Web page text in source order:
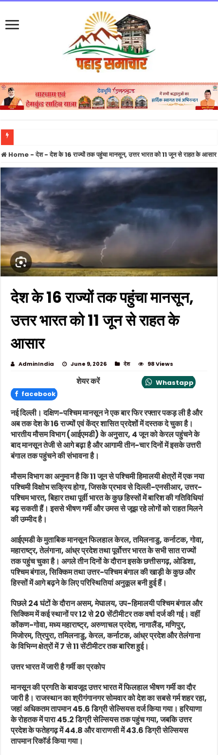
Home - देश- देश के 16 राज्यों तक पहुंचा मानसून, उत्तर भारत को 11 जून से राहत के आसार
देश के 16 राज्यों तक पहुंचा मानसून,
उत्तर भारत को 11 जून से राहत के
आसार
AdminIndia June 9, 2026 देश 98 Views
शेयर करें
Whastapp
facebook
नई दिल्ली। दक्षिण-पश्चिम मानसून ने एक बार फिर रफ्तार पकड़ ली है और
अब तक देश के 16 राज्यों एवं केंद्र शासित प्रदेशों में दस्तक दे चुका है।
भारतीय मौसम विभाग (आईएमडी) के अनुसार, 4 जून को केरल पहुंचने के
बाद मानसून तेजी से आगे बढ़ा है और आगामी तीन-चार दिनों में इसके उत्तरी
बंगाल तक पहुंचने की संभावना है।
मौसम विभाग का अनुमान है कि 11 जून से पश्चिमी हिमालयी क्षेत्रों में एक नया
पश्चिमी विक्षोभ सक्रिय होगा, जिसके प्रभाव से दिल्ली-एनसीआर, उत्तर-
पश्चिम भारत, बिहार तथा पूर्वी भारत के कुछ हिस्सों में बारिश की गतिविधियां
बढ़ सकती हैं। इससे भीषण गर्मी और उमस से जूझ रहे लोगों को राहत मिलने
की उम्मीद है।
आईएमडी के मुताबिक मानसून फिलहाल केरल, तमिलनाडु, कर्नाटक, गोवा,
महाराष्ट्र, तेलंगाना, आंध्र प्रदेश तथा पूर्वोत्तर भारत के सभी सात राज्यों
तक पहुंच चुका है। अगले तीन दिनों के दौरान इसके छत्तीसगढ़, ओडिशा,
पश्चिम बंगाल, सिक्किम तथा उत्तर-पश्चिम बंगाल की खाड़ी के कुछ और
हिस्सों में आगे बढ़ने के लिए परिस्थितियां अनुकूल बनी हुई हैं।
पिछले 24 घंटों के दौरान असम, मेघालय, उप-हिमालयी पश्चिम बंगाल और
सिक्किम में कई स्थानों पर 12 से 20 सेंटीमीटर तक वर्षा दर्ज की गई। वहीं
कोंकण-गोवा, मध्य महाराष्ट्र, अरुणाचल प्रदेश, नागालैंड, मणिपुर,
मिजोरम, त्रिपुरा, तमिलनाडु, केरल, कर्नाटक, आंध्र प्रदेश और तेलंगाना
के विभिन्न क्षेत्रों में 7 से 11 सेंटीमीटर तक बारिश हुई।
उत्तर भारत में जारी है गर्मी का प्रकोप
मानसून की प्रगति के बावजूद उत्तर भारत में फिलहाल भीषण गर्मी का दौर
जारी है। राजस्थान का श्रीगंगानगर सोमवार को देश का सबसे गर्म शहर रहा,
जहां अधिकतम तापमान 45.6 डिग्री सेल्सियस दर्ज किया गया। हरियाणा
के रोहतक में पारा 45.2 डिग्री सेल्सियस तक पहुंच गया, जबकि उत्तर
प्रदेश के फतेहगढ़ में 44.8 और वाराणसी में 43.6 डिग्री सेल्सियस
तापमान रिकॉर्ड किया गया।